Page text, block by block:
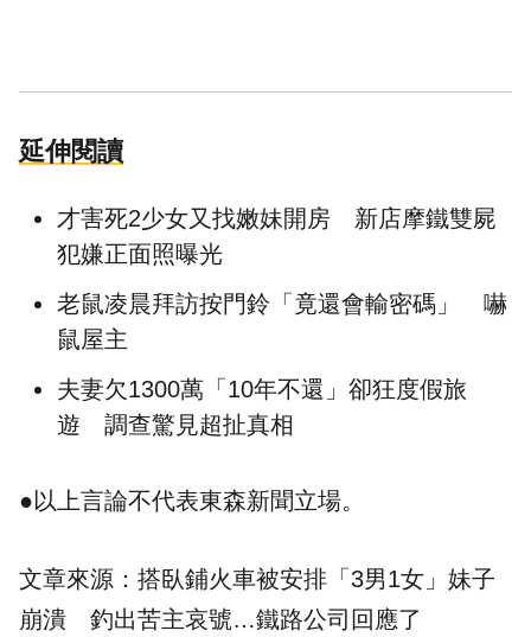
延伸閱讀
才害死2少女又找嫩妹開房 新店摩鐵雙屍
犯嫌正面照曝光
老鼠凌晨拜訪按門鈴「竟還會輸密碼」 嚇
鼠屋主
夫妻欠1300萬「10年不還」卻狂度假旅
遊 調查驚見超扯真相
●以上言論不代表東森新聞立場。
文章來源： 搭臥鋪火車被安排「3男1女」妹子
崩潰 釣出苦主哀號…鐵路公司回應了